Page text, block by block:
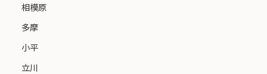
相模原
多摩
小平
立川